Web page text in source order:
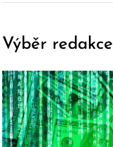
Výběr redakce